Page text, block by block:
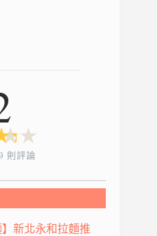
★★
★
則評論
】新北永和拉麵推